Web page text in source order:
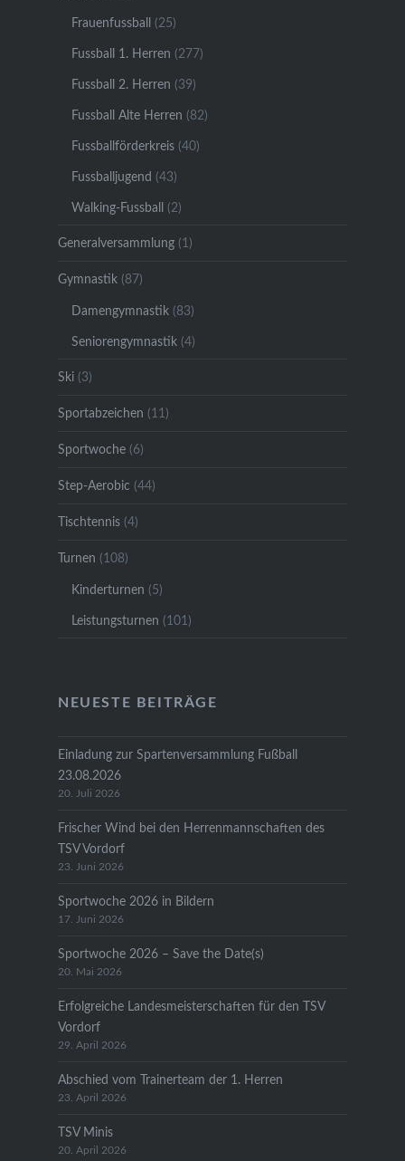
Frauenfussball (25)
Fussball 1. Herren (277)
Fussball 2. Herren (39)
Fussball Alte Herren (82)
Fussballförderkreis(40)
Fussballjugend (43)
Walking-Fussball (2)
Generalversammlung(1)
Gymnastik(87)
Damengymnastik(83)
Seniorengymnastik(4)
Ski(3)
Sportabzeichen (11)
Sportwoche(6)
Step-Aerobic (44)
Tischtennis(4)
Turnen (108)
Kinderturnen (5)
Leistungsturnen (101)
NEUESTE BEITRÄGE
Einladung zur Spartenversammlung Fußball
23.08.2026
20. Juli 2026
Frischer Wind bei den Herrenmannschaften des
TSV Vordorf
23. Juni 2026
Sportwoche 2026 in Bildern
17. Juni 2026
Sportwoche 2026 – Save the Date(s)
20. Mai 2026
Erfolgreiche Landesmeisterschaften für den TSV
Vordorf
29. April 2026
Abschied vom Trainerteam der 1. Herren
23. April 2026
TSV Minis
20. April 2026